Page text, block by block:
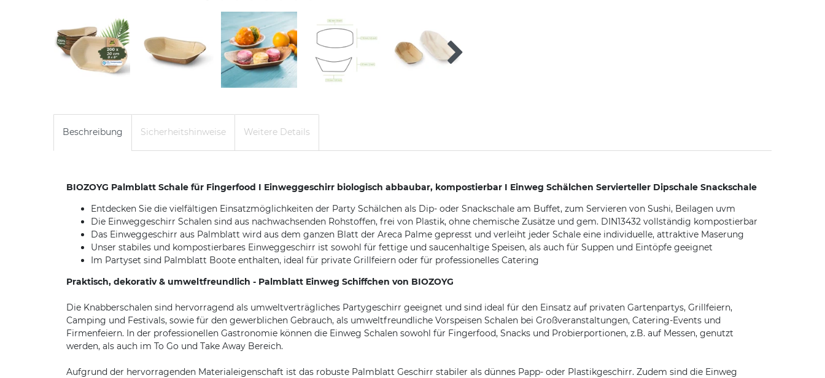
Beschreibung Sicherheitshinweise Weitere Details
BIOZOYG Palmblatt Schale für Fingerfood I Einweggeschirr biologisch abbaubar, kompostierbar I Einweg Schälchen Servierteller Dipschale Snackschale
Entdecken Sie die vielfältigen Einsatzmöglichkeiten der Party Schälchen als Dip- oder Snackschale am Buffet, zum Servieren von Sushi, Beilagen uvm
Die Einweggeschirr Schalen sind aus nachwachsenden Rohstoffen, frei von Plastik, ohne chemische Zusätze und gem. DIN13432 vollständig kompostierbar
Das Einweggeschirr aus Palmblatt wird aus dem ganzen Blatt der Areca Palme gepresst und verleiht jeder Schale eine individuelle, attraktive Maserung
Unser stabiles und kompostierbares Einweggeschirr ist sowohl für fettige und saucenhaltige Speisen, als auch für Suppen und Eintöpfe geeignet
Im Partyset sind Palmblatt Boote enthalten, ideal für private Grillfeiern oder für professionelles Catering
Praktisch, dekorativ & umweltfreundlich - Palmblatt Einweg Schiffchen von BIOZOYG
Die Knabberschalen sind hervorragend als umweltverträgliches Partygeschirr geeignet und sind ideal für den Einsatz auf privaten Gartenpartys, Grillfeiern,
Camping und Festivals, sowie für den gewerblichen Gebrauch, als umweltfreundliche Vorspeisen Schalen bei Großveranstaltungen, Catering-Events und
Firmenfeiern. In der professionellen Gastronomie können die Einweg Schalen sowohl für Fingerfood, Snacks und Probierportionen, z.B. auf Messen, genutzt
werden, als auch im To Go und Take Away Bereich.
Aufgrund der hervorragenden Materialeigenschaft ist das robuste Palmblatt Geschirr stabiler als dünnes Papp- oder Plastikgeschirr. Zudem sind die Einweg